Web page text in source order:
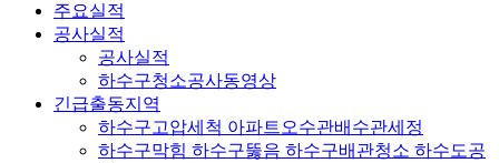
주요실적
공사실적
공사실적
하수구청소공사동영상
긴급출동지역
하수구고압세척 아파트오수관배수관세정
하수구막힘 하수구뚫음 하수구배관청소 하수도공